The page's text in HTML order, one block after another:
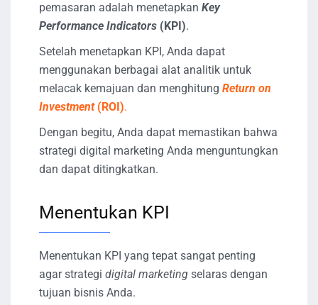
pemasaran adalah menetapkan Key
Performance Indicators (KPI).
Setelah menetapkan KPI, Anda dapat
menggunakan berbagai alat analitik untuk
melacak kemajuan dan menghitung Return on
Investment(ROI).
Dengan begitu, Anda dapat memastikan bahwa
strategi digital marketing Anda menguntungkan
dan dapat ditingkatkan.
Menentukan KPI
Menentukan KPI yang tepat sangat penting
agar strategi digital marketing selaras dengan
tujuan bisnis Anda.